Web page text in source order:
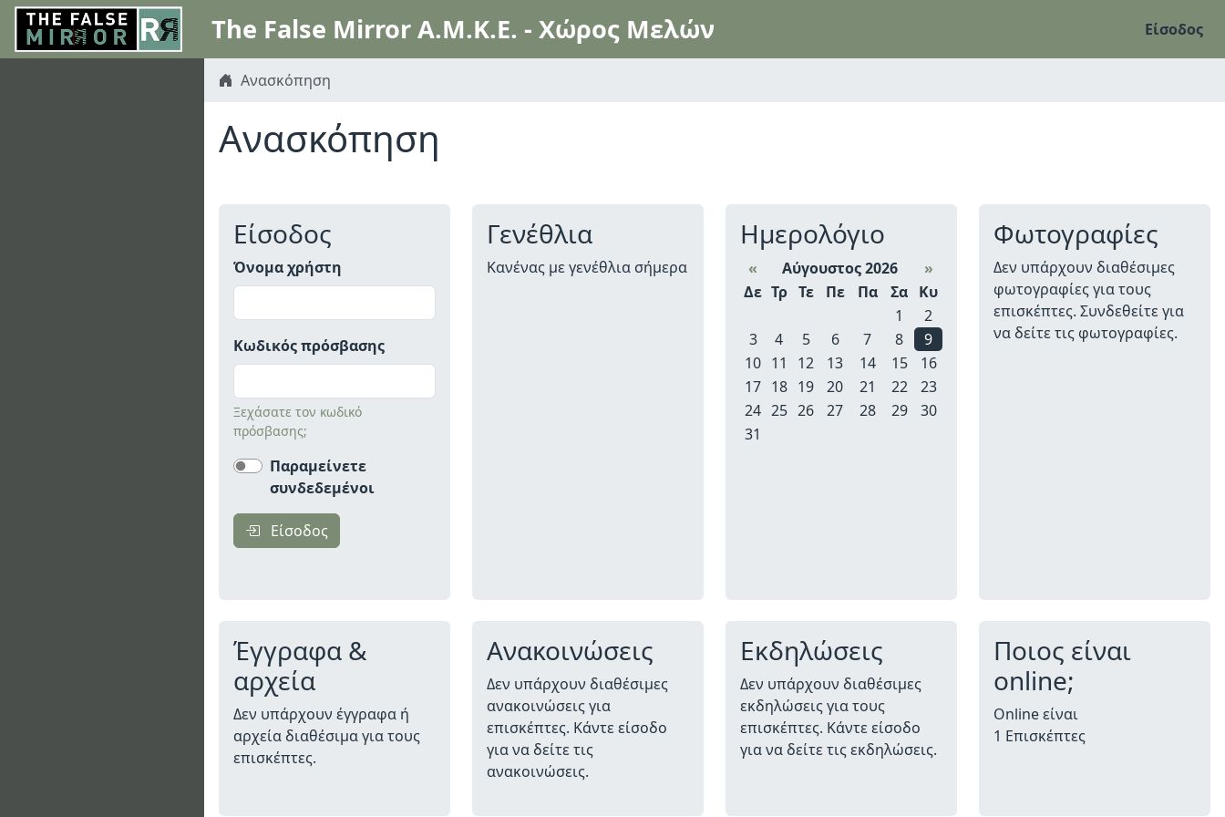
The False Mirror A.M.K.E. - Χώρος Μελών Είσοδος
Ανασκόπηση
Ανασκόπηση
Είσοδος
Όνομα χρήστη
Κωδικός πρόσβασης
Ξεχάσατε τον κωδικό
πρόσβασης;
Παραμείνετε
συνδεδεμένοι
Είσοδος
Γενέθλια
Κανένας με γενέθλια σήμερα
Ημερολόγιο
« Αύγουστος 2026
»
Δε Τρ Τε Πε Πα Σα Κυ
1
2
3
4 5 6 7 8
9
10 11 12 13 14 15
16
17 18 19 20 21 22
23
24 25 26 27 28 29
30
31
Φωτογραφίες
Δεν υπάρχουν διαθέσιμες
φωτογραφίες για τους
επισκέπτες. Συνδεθείτε για
να δείτε τις φωτογραφίες.
Έγγραφα &
αρχεία
Δεν υπάρχουν έγγραφα ή
αρχεία διαθέσιμα για τους
επισκέπτες.
Ανακοινώσεις
Δεν υπάρχουν διαθέσιμες
ανακοινώσεις για
επισκέπτες. Κάντε είσοδο
για να δείτε τις
ανακοινώσεις.
Εκδηλώσεις
Δεν υπάρχουν διαθέσιμες
εκδηλώσεις για τους
επισκέπτες. Κάντε είσοδο
για να δείτε τις εκδηλώσεις.
Ποιος είναι
online;
Online είναι
1 Επισκέπτες